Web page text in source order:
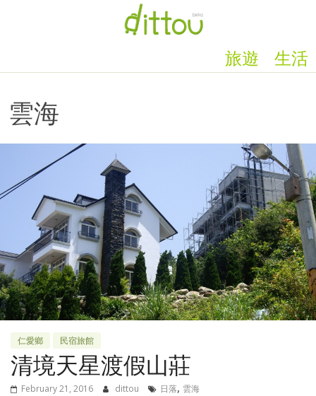
生活
旅遊
雲海
仁愛鄉 民宿旅館
清境天星渡假山莊
February 21, 2016 dittou 日落, 雲海